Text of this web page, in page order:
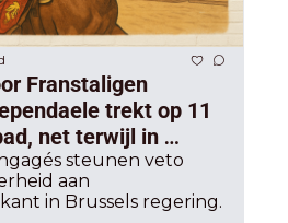
Franstaligen
trekt op 11
net terwijl in
opnieuw
steunen veto
aan
in Brussels regering.